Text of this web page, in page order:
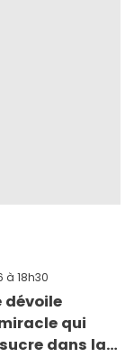
à 18h30
dévoile
qui
dans la